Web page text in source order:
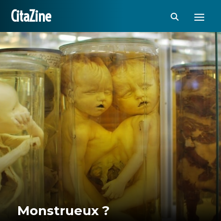
CitaZine
Monstrueux ?